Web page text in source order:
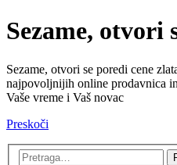
Sezame, otvori
Sezame, otvori se poredi cene
najpovoljnijih online prodavnica
Vaše vreme i Vaš novac
Preskoči